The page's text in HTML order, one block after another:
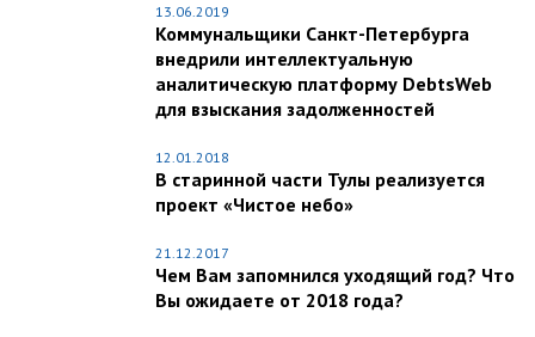
13.06.2019
Коммунальщики Санкт-Петербурга
внедрили интеллектуальную
аналитическую платформу DebtsWeb
для взыскания задолженностей
12.01.2018
В старинной части Тулы реализуется
проект «Чистое небо»
21.12.2017
Чем Вам запомнился уходящий год? Что
Вы ожидаете от 2018 года?